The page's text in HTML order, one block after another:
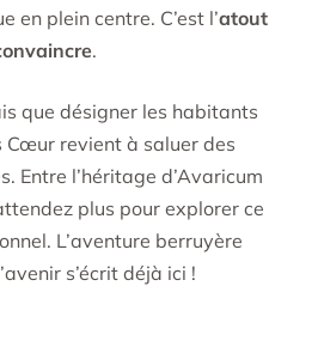
en plein centre. C’est l’atout
.
que désigner les habitants
Cœur revient à saluer des
Entre l’héritage d’Avaricum
plus pour explorer ce
L’aventure berruyère
s’écrit déjà ici !